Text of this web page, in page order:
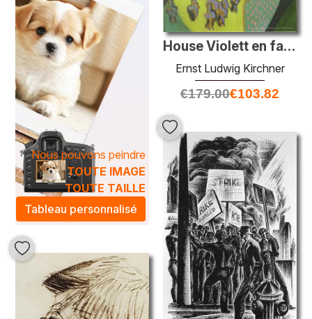
Nous pouvons peindre
TOUTE IMAGE
TOUTE TAILLE
Tableau personnalisé
House Violett en face d'une montagne enneigée
Ernst Ludwig Kirchner
€179.00€103.82